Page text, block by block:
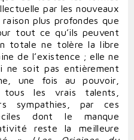
par les nouveaux
plus profondes que
tout ce qu’ils peuvent
totale ne tolère la libre
de l’existence ; elle ne
ne soit pas entièrement
une fois au pouvoir,
tous les vrais talents,
sympathies, par ces
dont le manque
reste la meilleure